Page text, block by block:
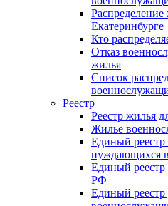
Екатеринбурге
Кто
Отказ
жилья
Список
Реестр
Реестр жилья
Жилье
Единый
нуждающихся
Единый
РФ
Единый